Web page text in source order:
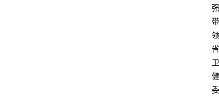
强
带
领
省
卫
健
委